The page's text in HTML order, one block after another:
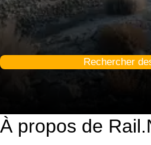
Rechercher
À propos de